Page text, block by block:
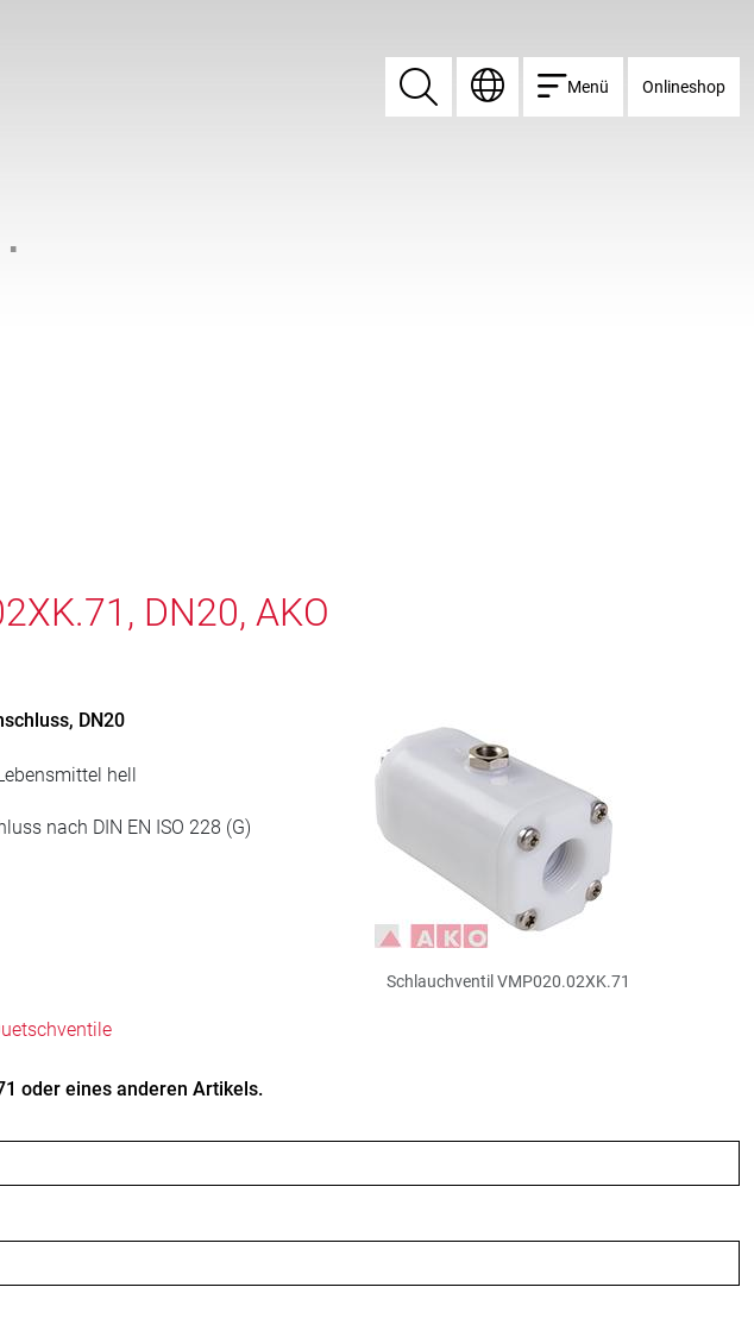
Suchen
Suchen Menü Onlineshop
DN20, AKO
DN20
hell
nach DIN EN ISO 228 (G)
Schlauchventil VMP020.02XK.71
oder eines anderen Artikels.